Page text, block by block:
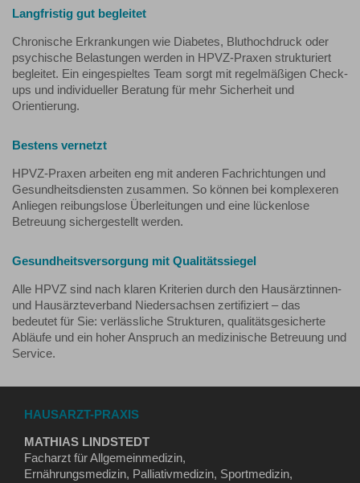
Langfristig gut begleitet
Chronische Erkrankungen wie Diabetes, Bluthochdruck oder
psychische Belastungen werden in HPVZ-Praxen strukturiert
begleitet. Ein eingespieltes Team sorgt mit regelmäßigen Check-
ups und individueller Beratung für mehr Sicherheit und
Orientierung.
Bestens vernetzt
HPVZ-Praxen arbeiten eng mit anderen Fachrichtungen und
Gesundheitsdiensten zusammen. So können bei komplexeren
Anliegen reibungslose Überleitungen und eine lückenlose
Betreuung sichergestellt werden.
Gesundheitsversorgung mit Qualitätssiegel
Alle HPVZ sind nach klaren Kriterien durch den Hausärztinnen-
und Hausärzteverband Niedersachsen zertifiziert – das
bedeutet für Sie: verlässliche Strukturen, qualitätsgesicherte
Abläufe und ein hoher Anspruch an medizinische Betreuung und
Service.
HAUSARZT-PRAXIS
MATHIAS LINDSTEDT
Facharzt für Allgemeinmedizin,
Ernährungsmedizin, Palliativmedizin, Sportmedizin,